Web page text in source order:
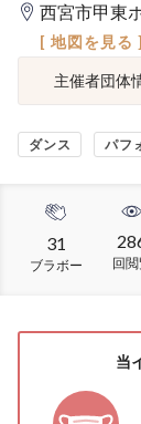
西宮市甲東
[ 地図を見る ]
主催者団体
ダンス パフ
31
ブラボー 回
当